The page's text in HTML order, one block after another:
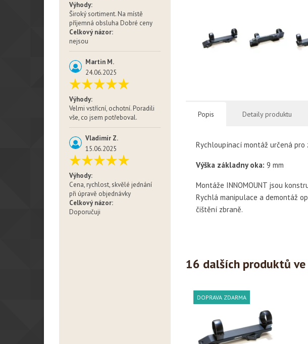
Výhody:
Široký sortiment. Na místě
příjemná obsluha Dobré ceny
Celkový názor:
nejsou
Martin M.
24.06.2025
Výhody:
Velmi vstřícní, ochotní. Poradili
vše, co jsem potřeboval.
Vladimír Z.
15.06.2025
Výhody:
Cena, rychlost, skvělé jednání
při úpravě objednávky
Celkový názor:
Doporučuji
Popis Detaily produktu
Rychloupínací montáž určená
Výška základny oka: 9 mm
Montáže INNOMOUNT jsou
Rychlá manipulace a demontáž
čištění zbraně.
16 dalších produktů
DOPRAVA ZDARMA